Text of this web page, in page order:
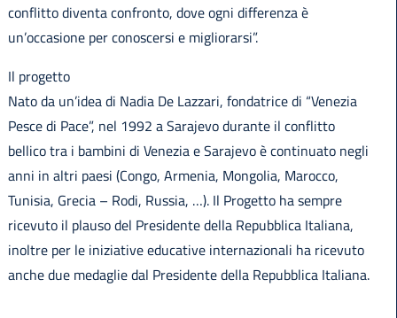
conflitto diventa confronto, dove ogni differenza è
un’occasione per conoscersi e migliorarsi”.
Il progetto
Nato da un’idea di Nadia De Lazzari, fondatrice di “Venezia
Pesce di Pace”, nel 1992 a Sarajevo durante il conflitto
bellico tra i bambini di Venezia e Sarajevo è continuato negli
anni in altri paesi (Congo, Armenia, Mongolia, Marocco,
Tunisia, Grecia – Rodi, Russia, …). Il Progetto ha sempre
ricevuto il plauso del Presidente della Repubblica Italiana,
inoltre per le iniziative educative internazionali ha ricevuto
anche due medaglie dal Presidente della Repubblica Italiana.